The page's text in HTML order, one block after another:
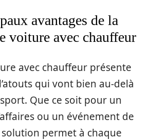
avantages de la
voiture avec chauffeur
avec chauffeur présente
qui vont bien au-delà
Que ce soit pour un
ou un événement de
permet à chaque